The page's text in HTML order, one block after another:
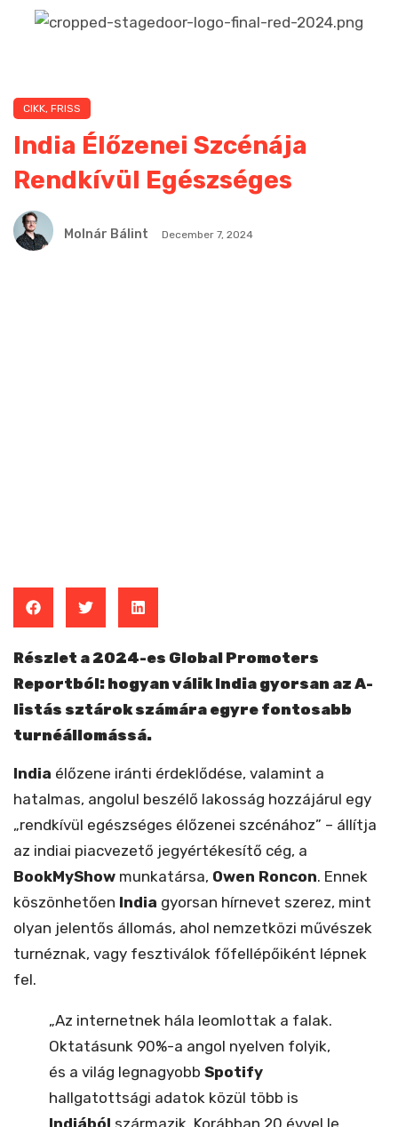
CIKK, FRISS
India Élőzenei Szcénája
Rendkívül Egészséges
Molnár Bálint December 7, 2024
Részlet a 2024-es Global Promoters
Reportból: hogyan válik India gyorsan az A-
listás sztárok számára egyre fontosabb
turnéállomássá.
India élőzene iránti érdeklődése, valamint a
hatalmas, angolul beszélő lakosság hozzájárul egy
„rendkívül egészséges élőzenei szcénához” – állítja
az indiai piacvezető jegyértékesítő cég, a
BookMyShow munkatársa, Owen Roncon. Ennek
köszönhetően India gyorsan hírnevet szerez, mint
olyan jelentős állomás, ahol nemzetközi művészek
turnéznak, vagy fesztiválok főfellépőiként lépnek
fel.
„Az internetnek hála leomlottak a falak.
Oktatásunk 90%-a angol nyelven folyik,
és a világ legnagyobb Spotify
hallgatottsági adatok közül több is